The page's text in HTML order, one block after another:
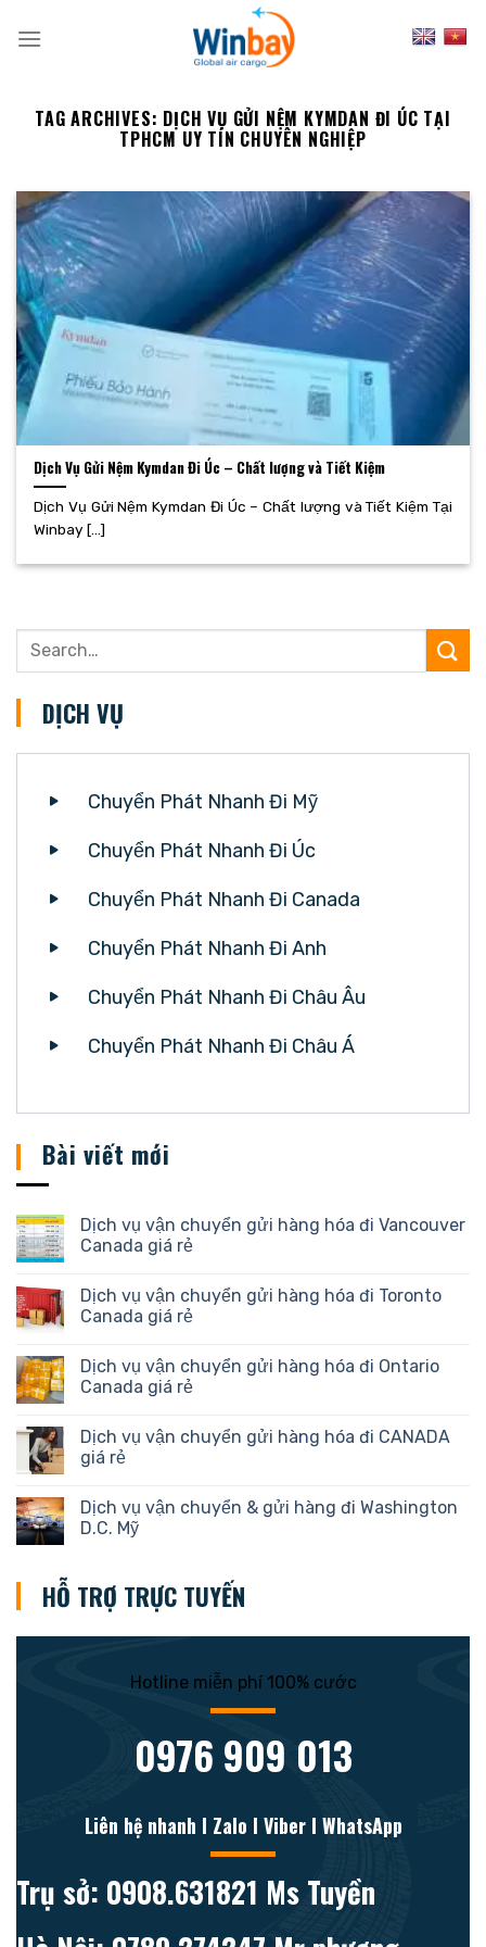
TAG ARCHIVES: DỊCH VỤ GỬI NỆM KYMDAN ĐI ÚC TẠI
TPHCM UY TÍN CHUYÊN NGHIỆP
Dịch Vụ Gửi Nệm Kymdan Đi Úc – Chất lượng và Tiết Kiệm
Dịch Vụ Gửi Nệm Kymdan Đi Úc – Chất lượng và Tiết Kiệm Tại
Winbay [...]
DỊCH VỤ
Chuyển Phát Nhanh Đi Mỹ
Chuyển Phát Nhanh Đi Úc
Chuyển Phát Nhanh Đi Canada
Chuyển Phát Nhanh Đi Anh
Chuyển Phát Nhanh Đi Châu Âu
Chuyển Phát Nhanh Đi Châu Á
Bài viết mới
Dịch vụ vận chuyển gửi hàng hóa đi Vancouver
Canada giá rẻ
Dịch vụ vận chuyển gửi hàng hóa đi Toronto
Canada giá rẻ
Dịch vụ vận chuyển gửi hàng hóa đi Ontario
Canada giá rẻ
Dịch vụ vận chuyển gửi hàng hóa đi CANADA
giá rẻ
Dịch vụ vận chuyển & gửi hàng đi Washington
D.C. Mỹ
HỖ TRỢ TRỰC TUYẾN
Hotline miễn phí 100% cước
0976 909 013
Liên hệ nhanh l Zalo l Viber l WhatsApp
Trụ sở: 0908.631821 Ms Tuyền